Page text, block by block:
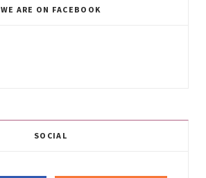
WE ARE ON FACEBOOK
SOCIAL